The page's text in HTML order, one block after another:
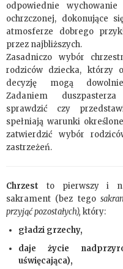
odpowiednie
ochrzczonej, dokonujące
atmosferze dobrego
przez najbliższych.
Zasadniczo wybór
rodziców dziecka, którzy
decyzję mogą
Zadaniem
sprawdzić czy
spełniają warunki
zatwierdzić wybór
zastrzeżeń.
Chrzest to pierwszy i
sakrament (bez tego
przyjąć pozostałych), który:
gładzi grzechy,
daje życie
uświęcająca),